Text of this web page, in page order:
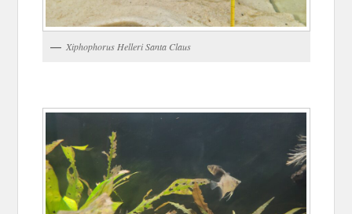
Xiphophorus Helleri Santa Claus